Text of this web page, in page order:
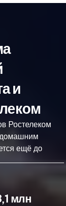
и
Ростелеком
домашним
ещё до
млн